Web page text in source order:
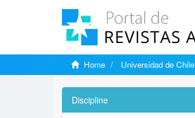
Home Universidad de Chile
Discipline